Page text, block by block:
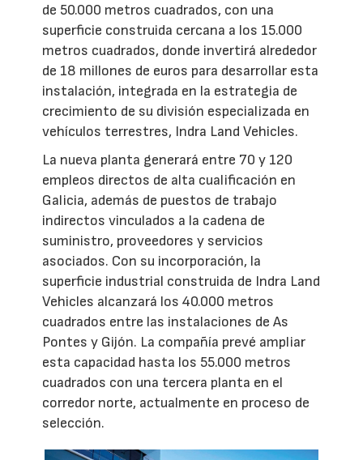
de 50.000 metros cuadrados, con una
superficie construida cercana a los 15.000
metros cuadrados, donde invertirá alrededor
de 18 millones de euros para desarrollar esta
instalación, integrada en la estrategia de
crecimiento de su división especializada en
vehículos terrestres, Indra Land Vehicles.
La nueva planta generará entre 70 y 120
empleos directos de alta cualificación en
Galicia, además de puestos de trabajo
indirectos vinculados a la cadena de
suministro, proveedores y servicios
asociados. Con su incorporación, la
superficie industrial construida de Indra Land
Vehicles alcanzará los 40.000 metros
cuadrados entre las instalaciones de As
Pontes y Gijón. La compañía prevé ampliar
esta capacidad hasta los 55.000 metros
cuadrados con una tercera planta en el
corredor norte, actualmente en proceso de
selección.